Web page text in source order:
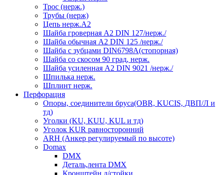
Трос (нерж.)
Трубы (нерж)
Цепь нерж.А2
Шайба гроверная А2 DIN 127/нерж./
Шайба обычная А2 DIN 125 /нерж./
Шайба с зубцами DIN6798А(стопорная)
Шайба со скосом 90 град, нерж.
Шайба усиленная А2 DIN 9021 /нерж./
Шпилька нерж.
Шплинт нерж.
Перфорация
Опоры, соединители бруса(OBR, KUCIS, ДВП/Л и
тд)
Уголки (KU, KUU, KUL и тд)
Уголок KUR равносторонний
ARH (Анкер регулируемый по высоте)
Domax
DMX
Деталь,лента DMX
Кронштейн д/стойки